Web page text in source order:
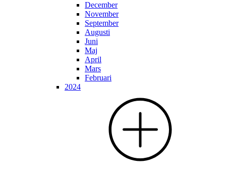
December
November
September
Augusti
Juni
Maj
April
Mars
Februari
2024